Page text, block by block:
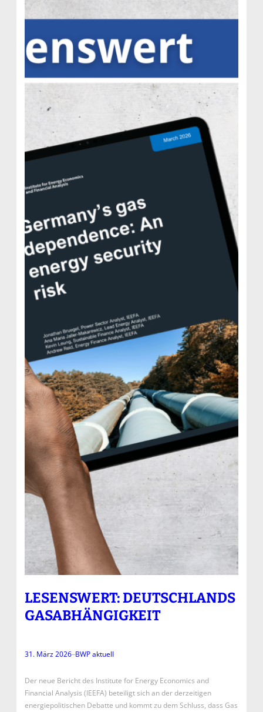
LESENSWERT: DEUTSCHLANDS
GASABHÄNGIGKEIT
31. März 2026–BWP aktuell
Der neue Bericht des Institute for Energy Economics and
Financial Analysis (IEEFA) beteiligt sich an der derzeitigen
energiepolitischen Debatte und kommt zu dem Schluss, dass Gas